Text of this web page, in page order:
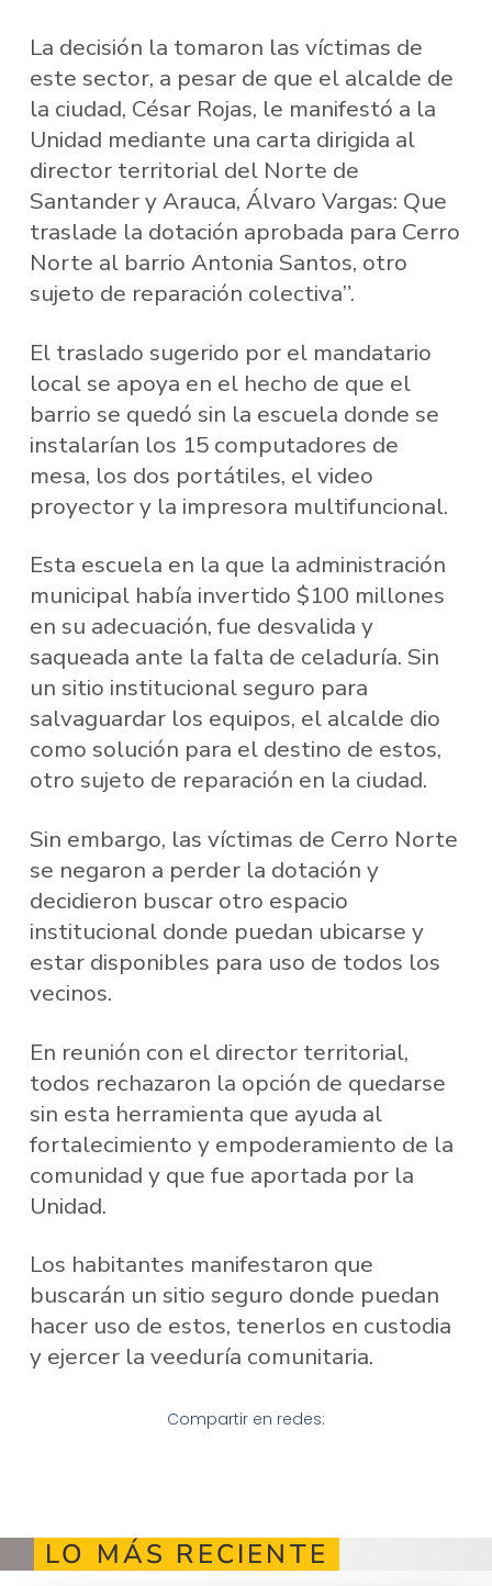
La decisión la tomaron las víctimas de
este sector, a pesar de que el alcalde de
la ciudad, César Rojas, le manifestó a la
Unidad mediante una carta dirigida al
director territorial del Norte de
Santander y Arauca, Álvaro Vargas: Que
traslade la dotación aprobada para Cerro
Norte al barrio Antonia Santos, otro
sujeto de reparación colectiva”.
El traslado sugerido por el mandatario
local se apoya en el hecho de que el
barrio se quedó sin la escuela donde se
instalarían los 15 computadores de
mesa, los dos portátiles, el video
proyector y la impresora multifuncional.
Esta escuela en la que la administración
municipal había invertido $100 millones
en su adecuación, fue desvalida y
saqueada ante la falta de celaduría. Sin
un sitio institucional seguro para
salvaguardar los equipos, el alcalde dio
como solución para el destino de estos,
otro sujeto de reparación en la ciudad.
Sin embargo, las víctimas de Cerro Norte
se negaron a perder la dotación y
decidieron buscar otro espacio
institucional donde puedan ubicarse y
estar disponibles para uso de todos los
vecinos.
En reunión con el director territorial,
todos rechazaron la opción de quedarse
sin esta herramienta que ayuda al
fortalecimiento y empoderamiento de la
comunidad y que fue aportada por la
Unidad.
Los habitantes manifestaron que
buscarán un sitio seguro donde puedan
hacer uso de estos, tenerlos en custodia
y ejercer la veeduría comunitaria.
Compartir en redes:
LO MÁS RECIENTE